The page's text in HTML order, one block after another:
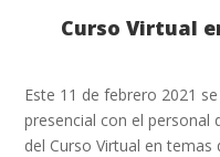
Curso Virtual
Este 11 de febrero 2021
presencial con el personal
del Curso Virtual en